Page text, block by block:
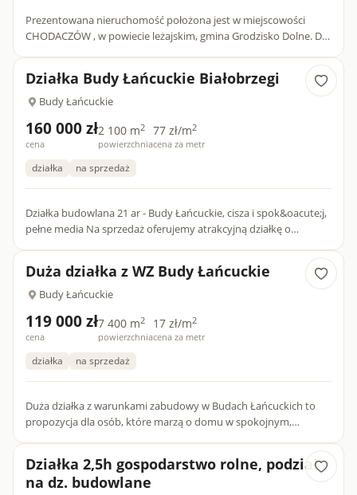
Prezentowana nieruchomość położona jest w miejscowości
CHODACZÓW , w powiecie leżajskim, gmina Grodzisko Dolne. Do
Działka Budy Łańcuckie Białobrzegi
Budy Łańcuckie
160 000 zł
cena
2 100 m2
powierzchnia
77 zł/m2
cena za metr
działka na sprzedaż
Działka budowlana 21 ar - Budy Łańcuckie, cisza i spok&oacute;j,
pełne media Na sprzedaż oferujemy atrakcyjną działkę o
Duża działka z WZ Budy Łańcuckie
Budy Łańcuckie
119 000 zł
cena
7 400 m2
powierzchnia
17 zł/m2
cena za metr
działka na sprzedaż
Duża działka z warunkami zabudowy w Budach Łańcuckich to
propozycja dla osób, które marzą o domu w spokojnym,
Działka 2,5h gospodarstwo rolne, podział
na dz. budowlane